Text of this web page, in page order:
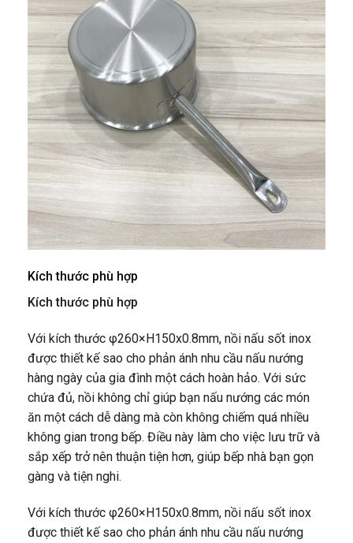
Kích thước phù hợp
Kích thước phù hợp
Với kích thước φ260×H150x0.8mm, nồi nấu sốt inox
được thiết kế sao cho phản ánh nhu cầu nấu nướng
hàng ngày của gia đình một cách hoàn hảo. Với sức
chứa đủ, nồi không chỉ giúp bạn nấu nướng các món
ăn một cách dễ dàng mà còn không chiếm quá nhiều
không gian trong bếp. Điều này làm cho việc lưu trữ và
sắp xếp trở nên thuận tiện hơn, giúp bếp nhà bạn gọn
gàng và tiện nghi.
Với kích thước φ260×H150x0.8mm, nồi nấu sốt inox
được thiết kế sao cho phản ánh nhu cầu nấu nướng